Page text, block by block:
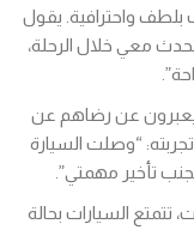
بلطف واحترافية. يقول
معي خلال الرحلة،
يعبرون عن رضاهم عن
“وصلت السيارة
تأخير مهمتي”.
تتمتع السيارات بحالة